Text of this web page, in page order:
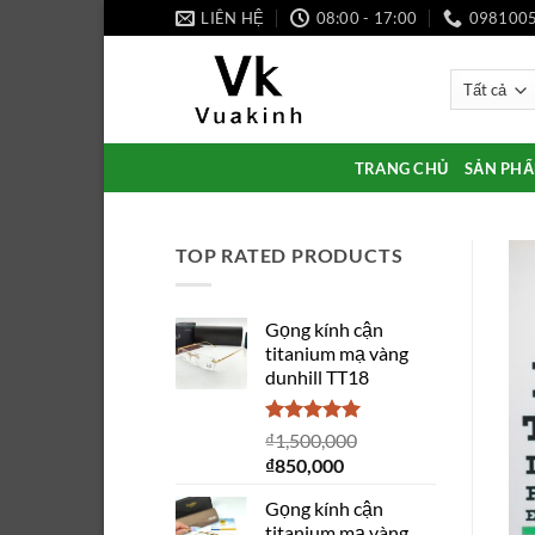
qua
LIÊN HỆ 08:00 - 17:00
TRANG CHỦ SẢN
TOP RATED PRODUCTS
Gọng kính cận
titanium mạ vàng
dunhill TT18
Được xếp
hạng 5.00
5 sao
₫1,500,000
Giá
là:
₫850,000Giá
tại
Gọng kính cận